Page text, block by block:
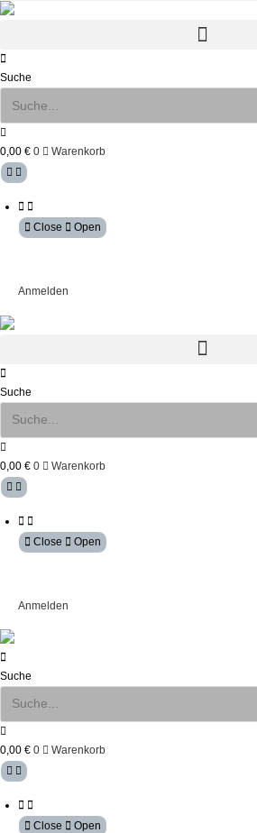
Zum
springen
Suche
0,00 € 0 Warenkorb
Close Open
Anmelden
Suche
0,00 € 0 Warenkorb
Close Open
Anmelden
Suche
0,00 € 0 Warenkorb
Close Open